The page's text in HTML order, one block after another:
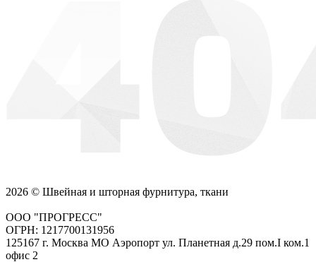
2026 © Швейная и шторная фурнитура, ткани
ООО "ПРОГРЕСС"
ОГРН: 1217700131956
125167 г. Москва МО Аэропорт ул. Планетная д.29 пом.I ком.1
офис 2